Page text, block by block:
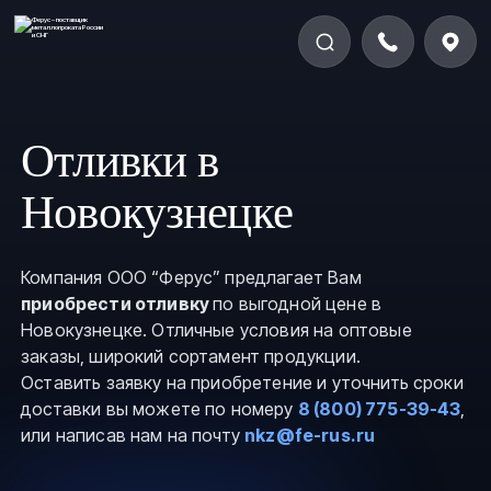
Отливки в
Новокузнецке
Компания ООО “Ферус” предлагает Вам
приобрести отливкупо выгодной цене в
Новокузнецке. Отличные условия на оптовые
заказы, широкий сортамент продукции.
Оставить заявку на приобретение и уточнить сроки
доставки вы можете по номеру 8 (800) 775-39-43,
или написав нам на почту nkz@fe-rus.ru